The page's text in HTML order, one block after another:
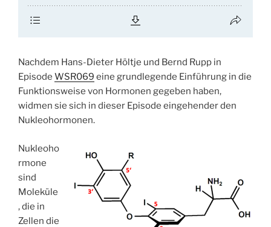
Nachdem Hans-Dieter Höltje und Bernd Rupp in
Episode WSR069 eine grundlegende Einführung in die
Funktionsweise von Hormonen gegeben haben,
widmen sie sich in dieser Episode eingehender den
Nukleohormonen.
Nukleoho
rmone
sind
Moleküle
, die in
Zellen die